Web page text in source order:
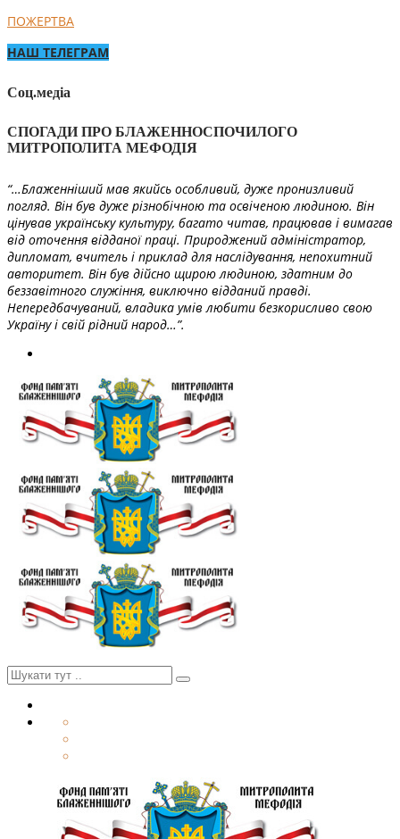
ПОЖЕРТВА
НАШ ТЕЛЕГРАМ
Соц.медіа
СПОГАДИ ПРО БЛАЖЕННОСПОЧИЛОГО
МИТРОПОЛИТА МЕФОДІЯ
“…Блаженніший мав якийсь особливий, дуже пронизливий
погляд. Він був дуже різнобічною та освіченою людиною. Він
цінував українську культуру, багато читав, працював і вимагав
від оточення відданої праці. Природжений адміністратор,
дипломат, вчитель і приклад для наслідування, непохитний
авторитет. Він був дійсно щирою людиною, здатним до
беззавітного служіння, виключно відданий правді.
Непередбачуваний, владика умів любити безкорисливо свою
Україну і свій рідний народ…”.